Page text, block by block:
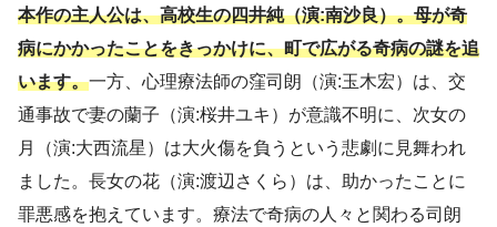
本作の主人公は、高校生の四井純（演:南沙良）。母が奇
病にかかったことをきっかけに、町で広がる奇病の謎を追
います。一方、心理療法師の窪司朗（演:玉木宏）は、交
通事故で妻の蘭子（演:桜井ユキ）が意識不明に、次女の
月（演:大西流星）は大火傷を負うという悲劇に見舞われ
ました。長女の花（演:渡辺さくら）は、助かったことに
罪悪感を抱えています。療法で奇病の人々と関わる司朗